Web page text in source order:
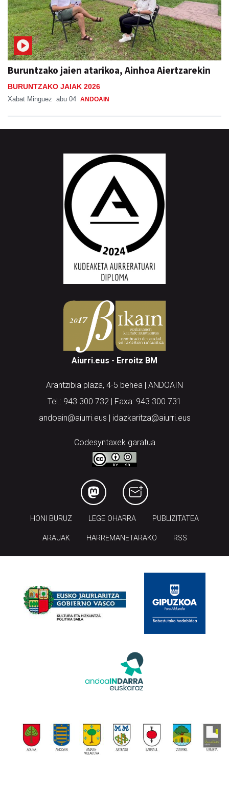
Buruntzako jaien atarikoa, Ainhoa Aiertzarekin
BURUNTZAKO JAIAK 2026
Xabat Minguez abu 04 ANDOAIN
Aiurri.eus - Erroitz BM
Arantzibia plaza, 4-5 behea | ANDOAIN
Tel.: 943 300 732 | Faxa: 943 300 731
andoain@aiurri.eus | idazkaritza@aiurri.eus
Codesyntaxek garatua
HONI BURUZ LEGE OHARRA PUBLIZITATEA
ARAUAK HARREMANETARAKO RSS